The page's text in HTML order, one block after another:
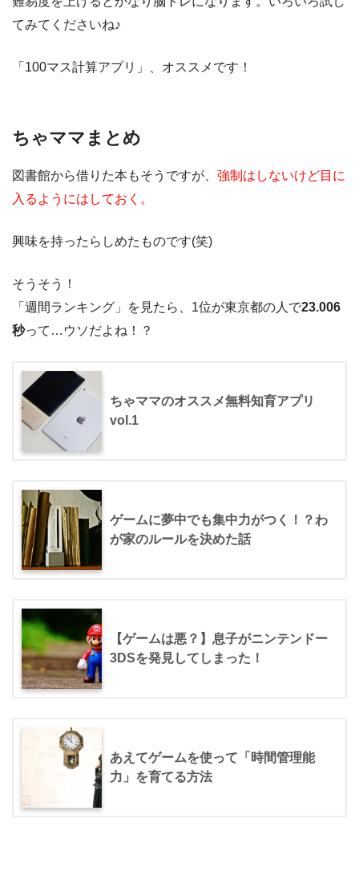
てみてくださいね♪
「100マス計算アプリ」、オススメです！
ちゃママまとめ
図書館から借りた本もそうですが、 強制はしないけど目に
入るようにはしておく。
興味を持ったらしめたものです(笑)
そうそう！
「週間ランキング」を見たら、1位が東京都の人で23.006
秒って…ウソだよね！？
ちゃママのオススメ無料知育アプリ
vol.1
ゲームに夢中でも集中力がつく！？わ
が家のルールを決めた話
【ゲームは悪？】息子がニンテンドー
3DSを発見してしまった！
あえてゲームを使って「時間管理能
力」を育てる方法